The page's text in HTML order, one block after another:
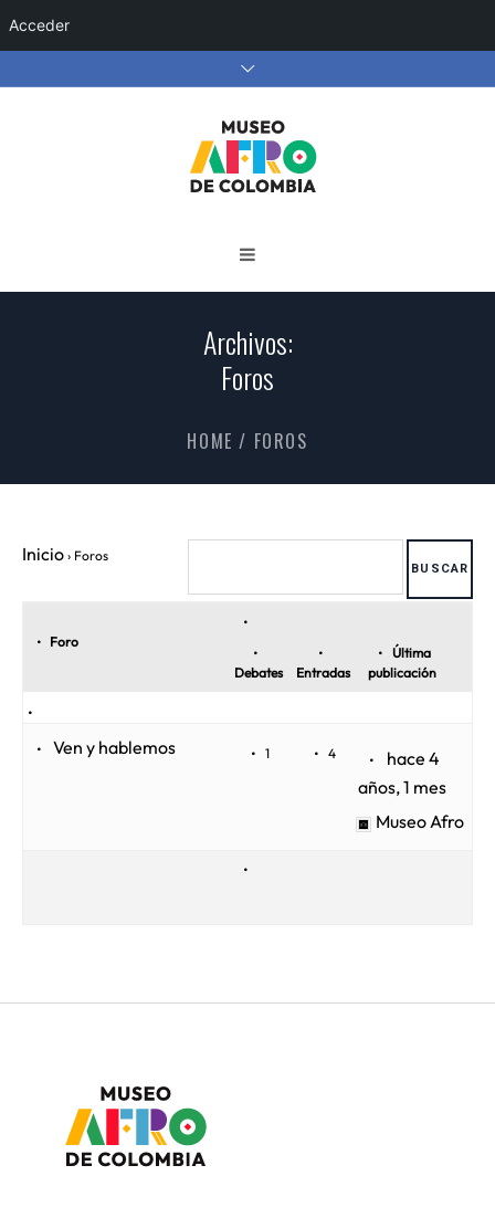
Acceder
Archivos:
Foros
HOME / FOROS
Inicio › Foros
Foro
Debates
Entradas
Última
publicación
Ven y hablemos 1 4
hace 4
años, 1 mes
Museo Afro